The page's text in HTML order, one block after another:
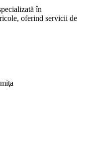
în
oferind servicii de